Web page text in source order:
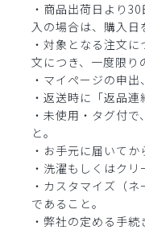
・商品出荷日より
入の場合は、購入日
・対象となる注文
文につき、一度限り
・マイページの申
・返送時に「返品連
・未使用・タグ付
と。
・お手元に届いて
・洗濯もしくはク
・カスタマイズ（
であること。
・弊社の定める手続